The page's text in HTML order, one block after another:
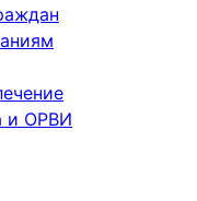
и ОРВИ